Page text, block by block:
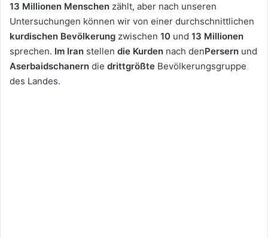
13 Millionen Menschen zählt, aber nach unseren
Untersuchungen können wir von einer durchschnittlichen
kurdischen Bevölkerung zwischen 10 und 13 Millionen
sprechen. Im Iran stellen die Kurden nach denPersern und
Aserbaidschanern die drittgrößte Bevölkerungsgruppe
des Landes.